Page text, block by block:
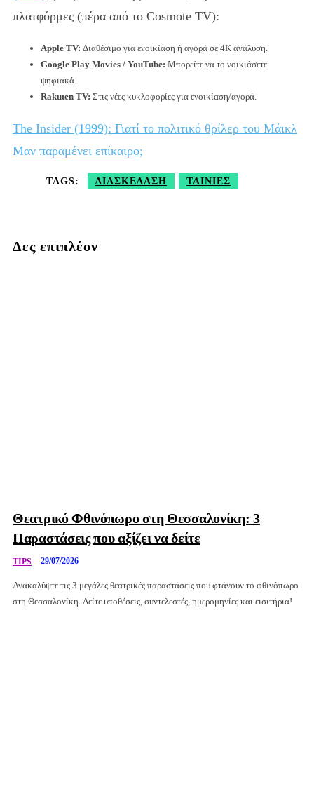
πλατφόρμες (πέρα από το Cosmote TV):
Apple TV: Διαθέσιμο για ενοικίαση ή αγορά σε 4K ανάλυση.
Google Play Movies / YouTube: Μπορείτε να το νοικιάσετε
ψηφιακά.
Rakuten TV: Στις νέες κυκλοφορίες για ενοικίαση/αγορά.
The Insider (1999): Γιατί το πολιτικό θρίλερ του Μάικλ
Μαν παραμένει επίκαιρο;
TAGS: ΔΙΑΣΚΈΔΑΣΗ ΤΑΙΝΊΕΣ
Δες επιπλέον
Θεατρικό Φθινόπωρο στη Θεσσαλονίκη: 3
Παραστάσεις που αξίζει να δείτε
TIPS 29/07/2026
Ανακαλύψτε τις 3 μεγάλες θεατρικές παραστάσεις που φτάνουν το φθινόπωρο
στη Θεσσαλονίκη. Δείτε υποθέσεις, συντελεστές, ημερομηνίες και εισιτήρια!